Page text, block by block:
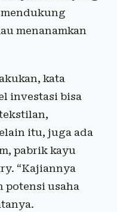
menanamkan
kata
investasi bisa
itu, juga ada
pabrik kayu
“Kajiannya
potensi usaha